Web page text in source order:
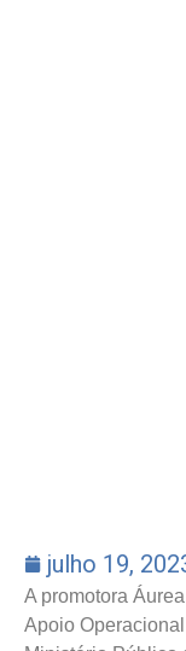
julho 19,
A promotora
Apoio